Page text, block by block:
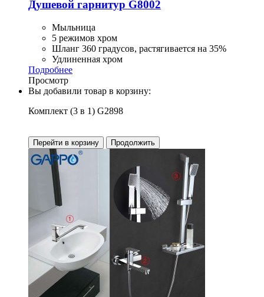
Душевой гарнитур G8002
Мыльница
5 режимов хром
Шланг 360 градусов, растягивается на 35%
Удлиненная хром
Подробнее
Просмотр
Вы добавили товар в корзину:
Комплект (3 в 1) G2898
Перейти в корзину Продолжить